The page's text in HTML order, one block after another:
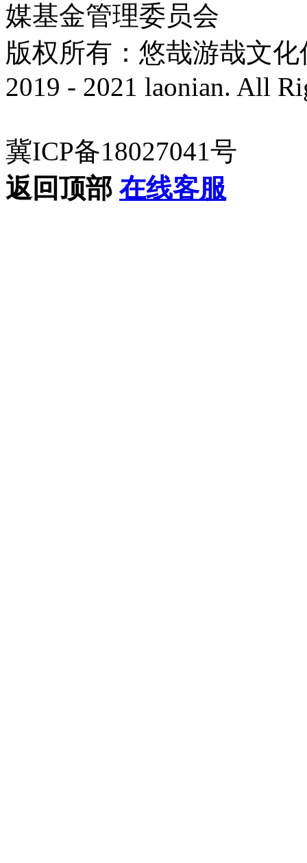
媒基金管理委员会
版权所有：悠哉游哉文
2019 - 2021 laonian. All
冀ICP备18027041号
返回顶部 在线客服